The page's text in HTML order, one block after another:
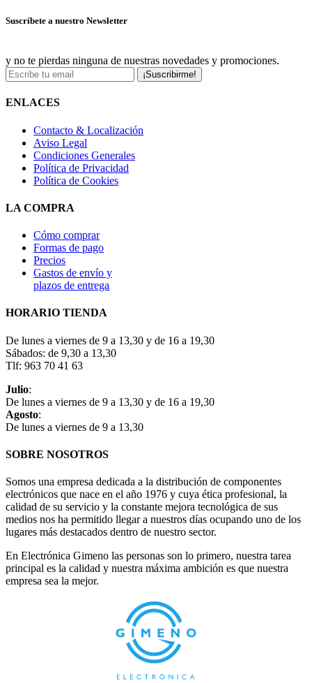
Suscríbete a nuestro Newsletter
y no te pierdas ninguna de nuestras novedades y promociones.
¡Suscribirme!
ENLACES
Contacto & Localización
Aviso Legal
Condiciones Generales
Política de Privacidad
Política de Cookies
LA COMPRA
Cómo comprar
Formas de pago
Precios
Gastos de envío y
plazos de entrega
HORARIO TIENDA
De lunes a viernes de 9 a 13,30 y de 16 a 19,30
Sábados: de 9,30 a 13,30
Tlf: 963 70 41 63
Julio:
De lunes a viernes de 9 a 13,30 y de 16 a 19,30
Agosto:
De lunes a viernes de 9 a 13,30
SOBRE NOSOTROS
Somos una empresa dedicada a la distribución de componentes
electrónicos que nace en el año 1976 y cuya ética profesional, la
calidad de su servicio y la constante mejora tecnológica de sus
medios nos ha permitido llegar a nuestros días ocupando uno de los
lugares más destacados dentro de nuestro sector.
En Electrónica Gimeno las personas son lo primero, nuestra tarea
principal es la calidad y nuestra máxima ambición es que nuestra
empresa sea la mejor.